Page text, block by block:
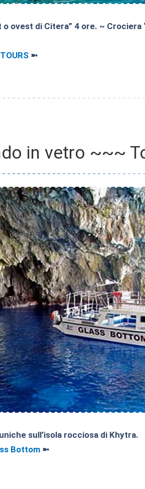
ovest di Citera” 4 ore. ~
➼
in vetro ~~~
sull’isola rocciosa di Khytra.
Bottom ➼